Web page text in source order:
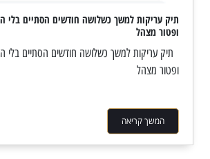
תיק עריקות למשך כשלושה חודשים הסתיים בלי
ופטור מצהל
תיק עריקות למשך כשלושה חודשים הסתיים בלי
ופטור מצהל
המשך קריאה